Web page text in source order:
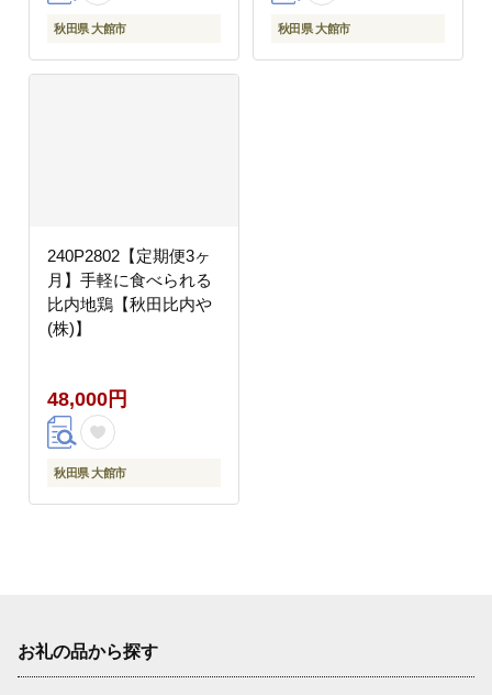
秋田県 大館市 秋田県 大館市
240P2802【定期便3ヶ
月】手軽に食べられる
比内地鶏【秋田比内や
(株)】
48,000円
秋田県 大館市
お礼の品から探す